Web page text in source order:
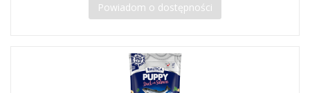
Powiadom o dostępności